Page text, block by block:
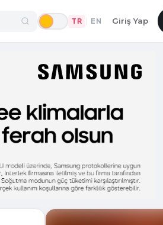
TR EN Giriş Yap